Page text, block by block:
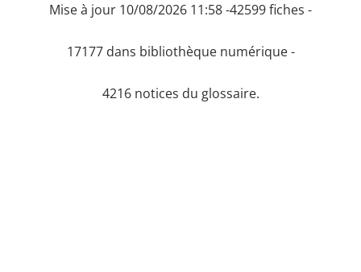
Mise à jour 10/08/2026 11:58 -42599 fiches -
17177 dans bibliothèque numérique -
4216 notices du glossaire.